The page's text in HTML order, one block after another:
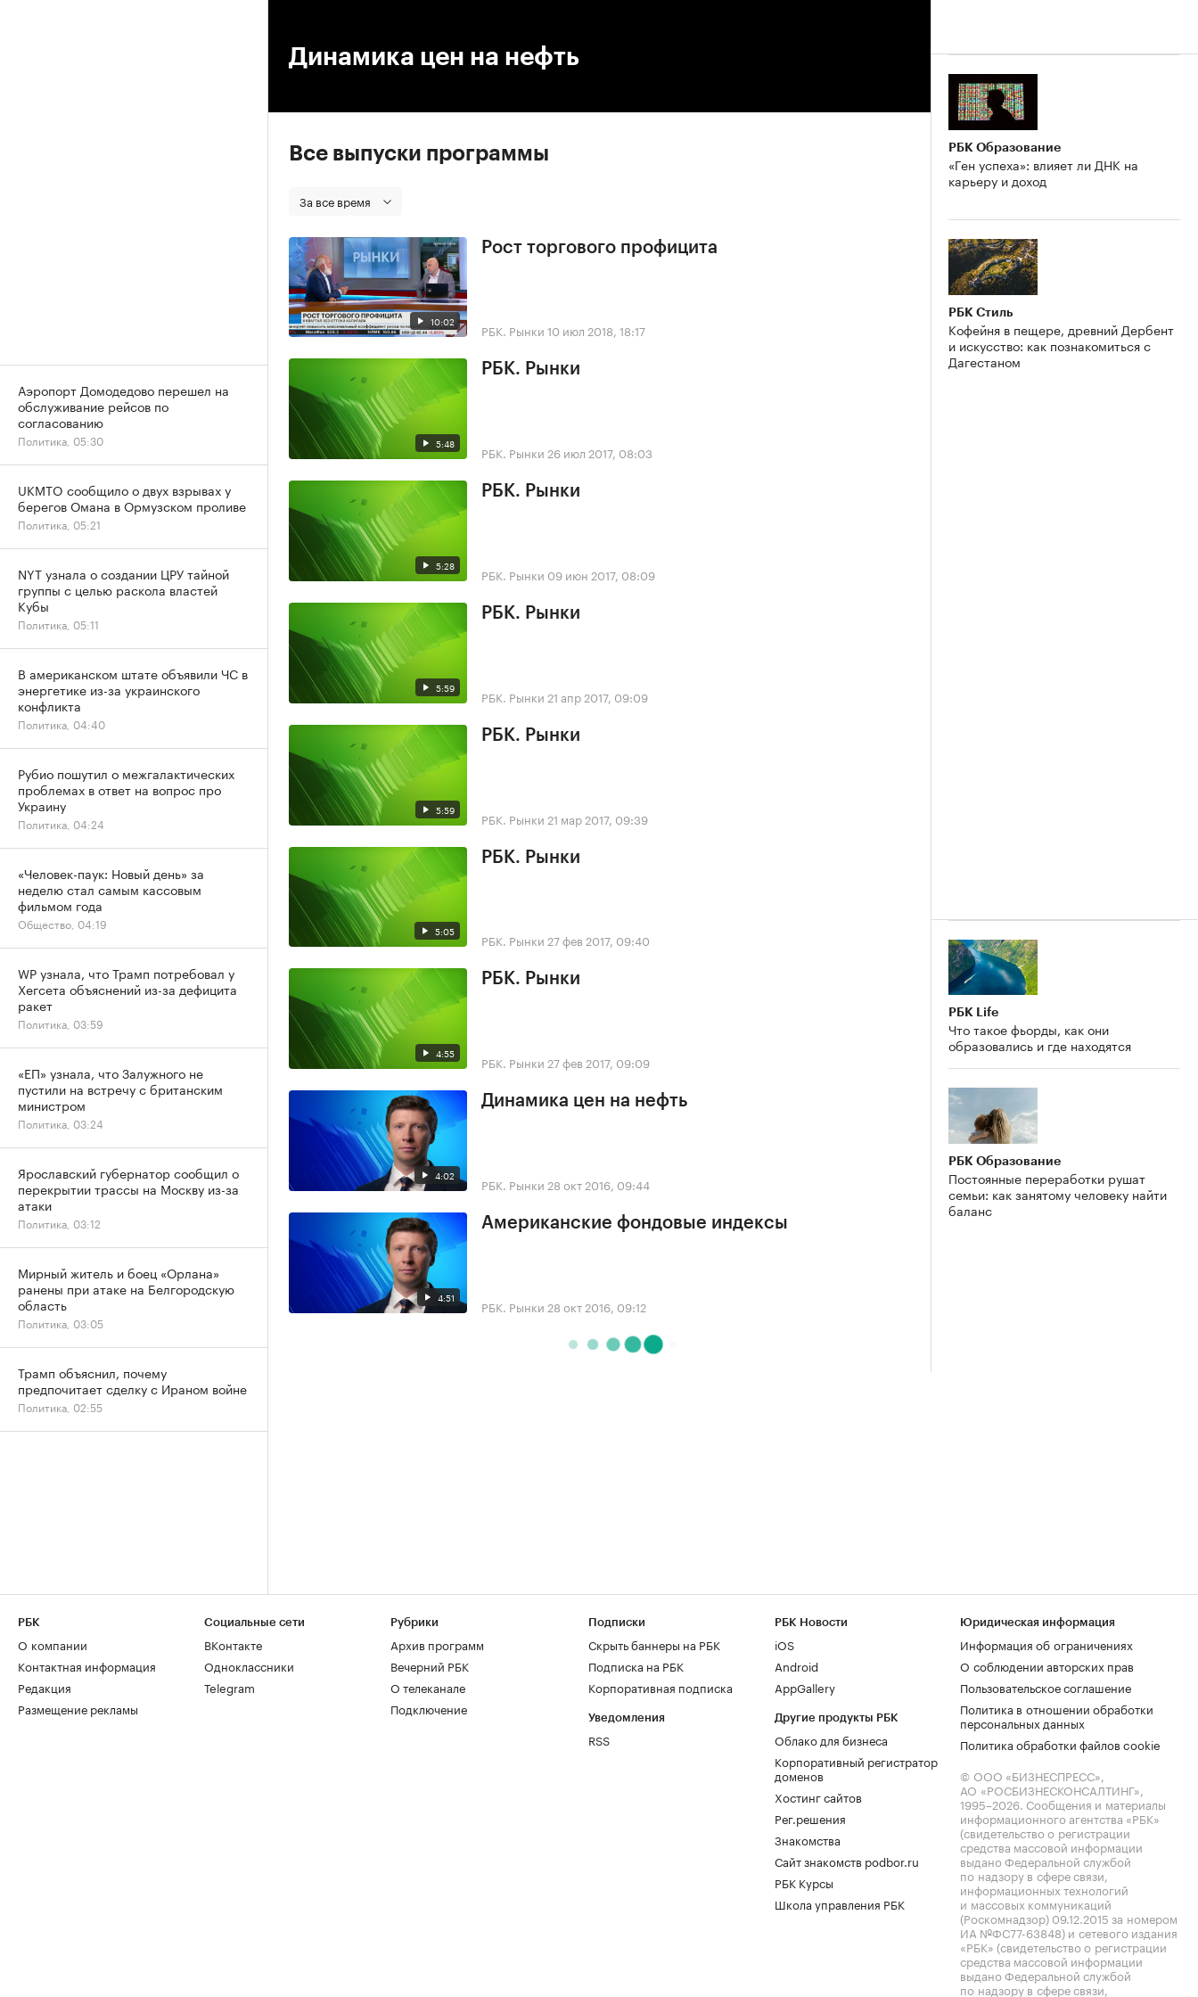
Динамика цен на нефть
Все выпуски программы
За все время
10:02
Рост торгового профицита
РБК. Рынки 10 июл 2018, 18:17
5:48
РБК. Рынки
РБК. Рынки 26 июл 2017, 08:03
5:28
РБК. Рынки
РБК. Рынки 09 июн 2017, 08:09
5:59
РБК. Рынки
РБК. Рынки 21 апр 2017, 09:09
5:59
РБК. Рынки
РБК. Рынки 21 мар 2017, 09:39
5:05
РБК. Рынки
РБК. Рынки 27 фев 2017, 09:40
4:55
РБК. Рынки
РБК. Рынки 27 фев 2017, 09:09
4:02
Динамика цен на нефть
РБК. Рынки 28 окт 2016, 09:44
4:51
Американские фондовые индексы
РБК. Рынки 28 окт 2016, 09:12
РБК Образование
«Ген успеха»: влияет ли ДНК на
карьеру и доход
РБК Стиль
Кофейня в пещере, древний Дербент
и искусство: как познакомиться с
Дагестаном
РБК Life
Что такое фьорды, как они
образовались и где находятся
РБК Образование
Постоянные переработки рушат
семьи: как занятому человеку найти
баланс
Аэропорт Домодедово перешел на
обслуживание рейсов по
согласованию
Политика, 05:30
UKMTO сообщило о двух взрывах у
берегов Омана в Ормузском проливе
Политика, 05:21
NYT узнала о создании ЦРУ тайной
группы с целью раскола властей
Кубы
Политика, 05:11
В американском штате объявили ЧС в
энергетике из-за украинского
конфликта
Политика, 04:40
Рубио пошутил о межгалактических
проблемах в ответ на вопрос про
Украину
Политика, 04:24
«Человек-паук: Новый день» за
неделю стал самым кассовым
фильмом года
Общество, 04:19
WP узнала, что Трамп потребовал у
Хегсета объяснений из-за дефицита
ракет
Политика, 03:59
«ЕП» узнала, что Залужного не
пустили на встречу с британским
министром
Политика, 03:24
Ярославский губернатор сообщил о
перекрытии трассы на Москву из-за
атаки
Политика, 03:12
Мирный житель и боец «Орлана»
ранены при атаке на Белгородскую
область
Политика, 03:05
Трамп объяснил, почему
предпочитает сделку с Ираном войне
Политика, 02:55
РБК
О компании
Контактная информация
Редакция
Размещение рекламы
Социальные сети
ВКонтакте
Одноклассники
Telegram
Рубрики
Архив программ
Вечерний РБК
О телеканале
Подключение
Подписки
Скрыть баннеры на РБК
Подписка на РБК
Корпоративная подписка
Уведомления
RSS
РБК Новости
iOS
Android
AppGallery
Другие продукты РБК
Облако для бизнеса
Корпоративный регистратор
доменов
Хостинг сайтов
Рег.решения
Знакомства
Сайт знакомств podbor.ru
РБК Курсы
Школа управления РБК
Юридическая информация
Информация об ограничениях
О соблюдении авторских прав
Пользовательское соглашение
Политика в отношении обработки
персональных данных
Политика обработки файлов cookie
© ООО «БИЗНЕСПРЕСС»,
АО «РОСБИЗНЕСКОНСАЛТИНГ»,
1995–2026. Сообщения и материалы
информационного агентства «РБК»
(свидетельство о регистрации
средства массовой информации
выдано Федеральной службой
по надзору в сфере связи,
информационных технологий
и массовых коммуникаций
(Роскомнадзор) 09.12.2015 за номером
ИА №ФС77-63848) и сетевого издания
«РБК» (свидетельство о регистрации
средства массовой информации
выдано Федеральной службой
по надзору в сфере связи,